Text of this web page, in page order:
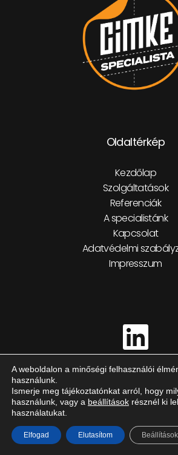
Oldaltérkép
Kezdőlap
Szolgáltatások
Referenciák
A specialistánk
Kapcsolat
Adatvédelmi
Impresszum
A weboldalon a minőségi felhasználói
használunk.
Ismerje meg tájékoztatónkat arról, hogy
használunk, vagy a beállítások résznél ki
használatukat.
Elfogad Elutasítom Beállítások